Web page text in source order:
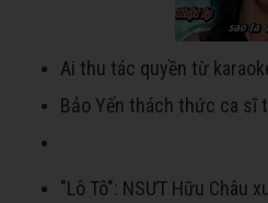
Ai thu tác quyền từ
Bảo Yến thách thức ca sĩ
"Lô Tô": NSƯT Hữu Châu